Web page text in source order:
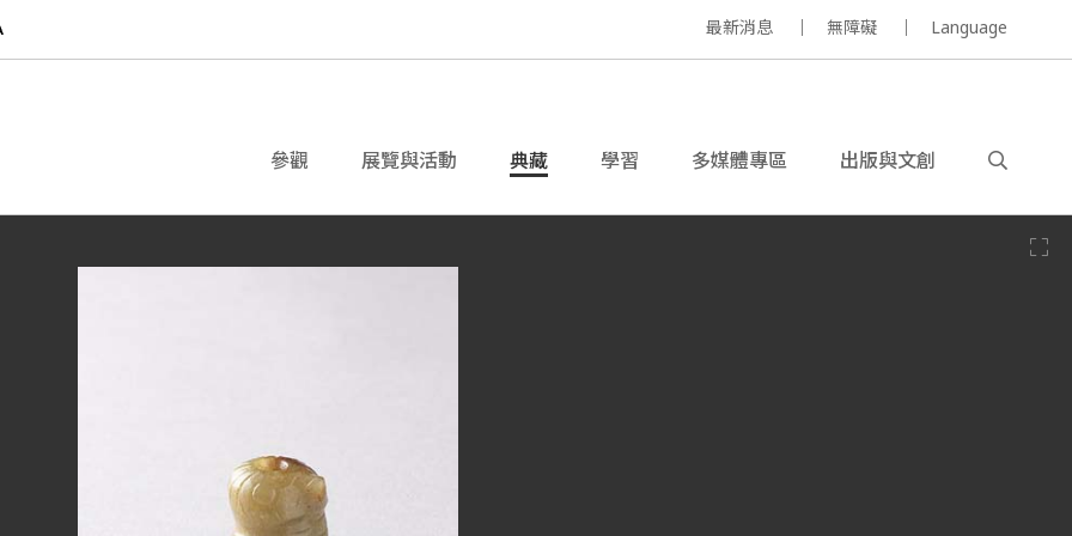
最新消息 無障礙 Language
參觀 展覽與活動 典藏 學習 多媒體專區 出版與文創